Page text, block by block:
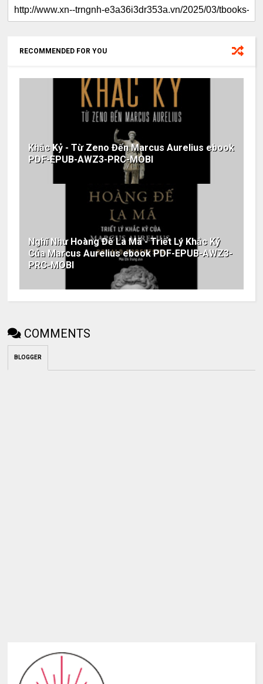
RECOMMENDED FOR YOU
Khắc Kỷ - Từ Zeno Đến Marcus Aurelius ebook
PDF-EPUB-AWZ3-PRC-MOBI
Nghĩ Như Hoàng Đế La Mã - Triết Lý Khắc Kỷ
Của Marcus Aurelius ebook PDF-EPUB-AWZ3-
PRC-MOBI
COMMENTS
BLOGGER